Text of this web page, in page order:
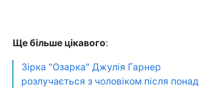
Ще більше цікавого:
Зірка "Озарка" Джулія Гарнер
розлучається з чоловіком після понад